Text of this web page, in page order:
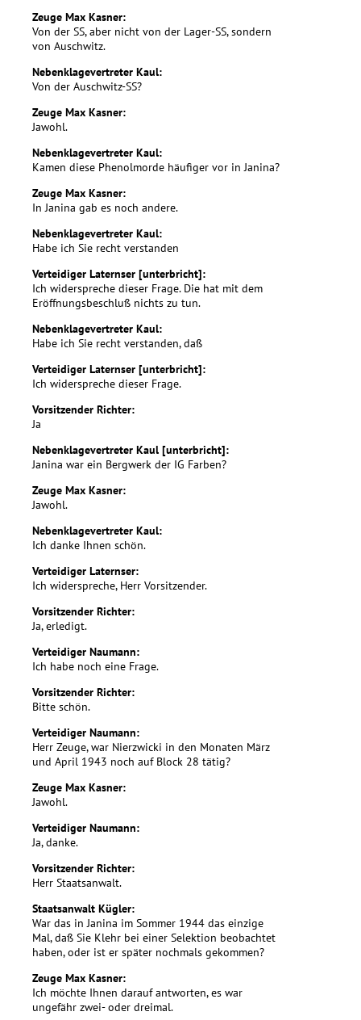
Zeuge Max Kasner:
Von der SS, aber nicht von der Lager-SS, sondern
von Auschwitz.
Nebenklagevertreter Kaul:
Von der Auschwitz-SS?
Zeuge Max Kasner:
Jawohl.
Nebenklagevertreter Kaul:
Kamen diese Phenolmorde häufiger vor in Janina?
Zeuge Max Kasner:
In Janina gab es noch andere.
Nebenklagevertreter Kaul:
Habe ich Sie recht verstanden
Verteidiger Laternser [unterbricht]:
Ich widerspreche dieser Frage. Die hat mit dem
Eröffnungsbeschluß nichts zu tun.
Nebenklagevertreter Kaul:
Habe ich Sie recht verstanden, daß
Verteidiger Laternser [unterbricht]:
Ich widerspreche dieser Frage.
Vorsitzender Richter:
Ja
Nebenklagevertreter Kaul [unterbricht]:
Janina war ein Bergwerk der IG Farben?
Zeuge Max Kasner:
Jawohl.
Nebenklagevertreter Kaul:
Ich danke Ihnen schön.
Verteidiger Laternser:
Ich widerspreche, Herr Vorsitzender.
Vorsitzender Richter:
Ja, erledigt.
Verteidiger Naumann:
Ich habe noch eine Frage.
Vorsitzender Richter:
Bitte schön.
Verteidiger Naumann:
Herr Zeuge, war Nierzwicki in den Monaten März
und April 1943 noch auf Block 28 tätig?
Zeuge Max Kasner:
Jawohl.
Verteidiger Naumann:
Ja, danke.
Vorsitzender Richter:
Herr Staatsanwalt.
Staatsanwalt Kügler:
War das in Janina im Sommer 1944 das einzige
Mal, daß Sie Klehr bei einer Selektion beobachtet
haben, oder ist er später nochmals gekommen?
Zeuge Max Kasner:
Ich möchte Ihnen darauf antworten, es war
ungefähr zwei- oder dreimal.